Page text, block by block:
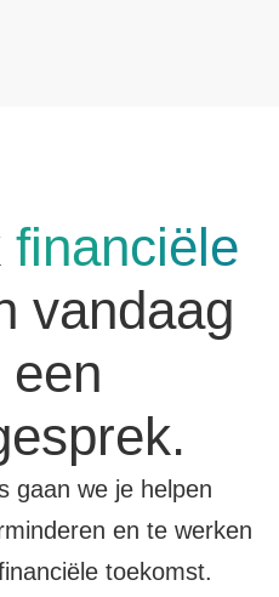
financiële
vandaag
een
gaan we je helpen
en te werken
toekomst.